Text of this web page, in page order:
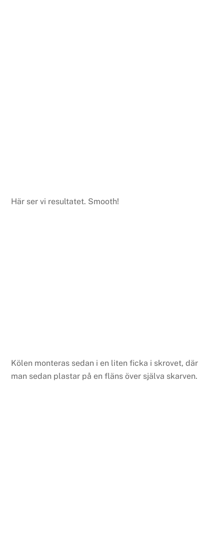
Här ser vi resultatet. Smooth!
Kölen monteras sedan i en liten ficka i skrovet, där
man sedan plastar på en fläns över själva skarven.